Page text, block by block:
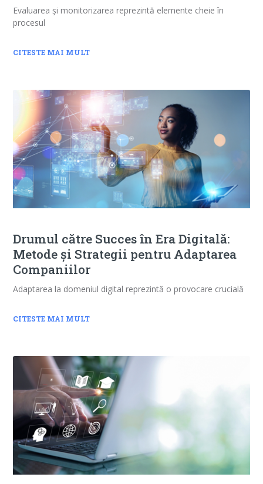
Evaluarea și monitorizarea reprezintă elemente cheie în
procesul
CITESTE MAI MULT
Drumul către Succes în Era Digitală:
Metode și Strategii pentru Adaptarea
Companiilor
Adaptarea la domeniul digital reprezintă o provocare crucială
CITESTE MAI MULT